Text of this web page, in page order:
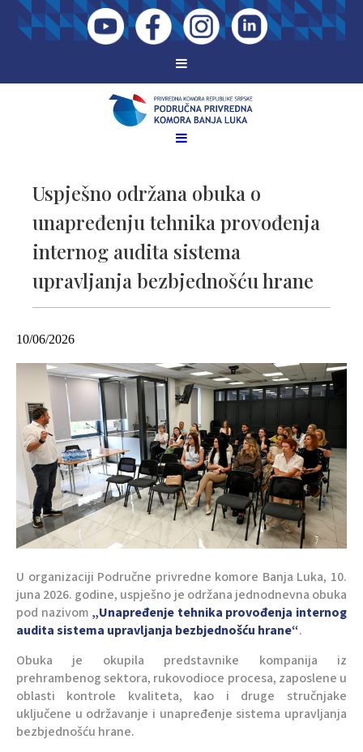
Uspješno održana obuka o
unapređenju tehnika provođenja
internog audita sistema
upravljanja bezbjednošću hrane
10/06/2026
U organizaciji Područne privredne komore Banja Luka, 10.
juna 2026. godine, uspješno je održana jednodnevna obuka
pod nazivom „Unapređenje tehnika provođenja internog
audita sistema upravljanja bezbjednošću hrane“.
Obuka je okupila predstavnike kompanija iz
prehrambenog sektora, rukovodioce procesa, zaposlene u
oblasti kontrole kvaliteta, kao i druge stručnjake
uključene u održavanje i unapređenje sistema upravljanja
bezbjednošću hrane.